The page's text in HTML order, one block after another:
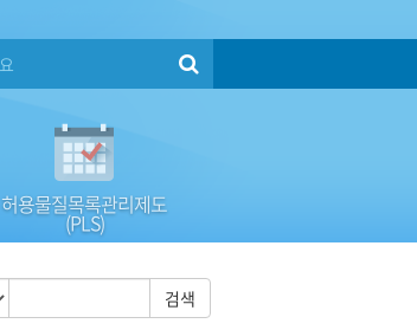
허용물질목록관리제도
(PLS)
검색